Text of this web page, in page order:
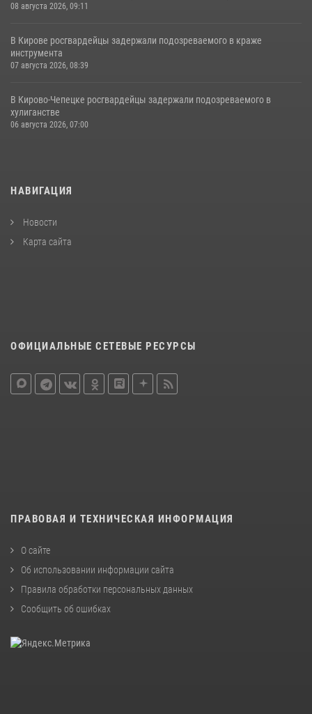
08 августа 2026, 09:11
В Кирове росгвардейцы задержали подозреваемого в краже
инструмента
07 августа 2026, 08:39
В Кирово-Чепецке росгвардейцы задержали подозреваемого в
хулиганстве
06 августа 2026, 07:00
НАВИГАЦИЯ
Новости
Карта сайта
ОФИЦИАЛЬНЫЕ СЕТЕВЫЕ РЕСУРСЫ
ПРАВОВАЯ И ТЕХНИЧЕСКАЯ ИНФОРМАЦИЯ
О сайте
Об использовании информации сайта
Правила обработки персональных данных
Сообщить об ошибках